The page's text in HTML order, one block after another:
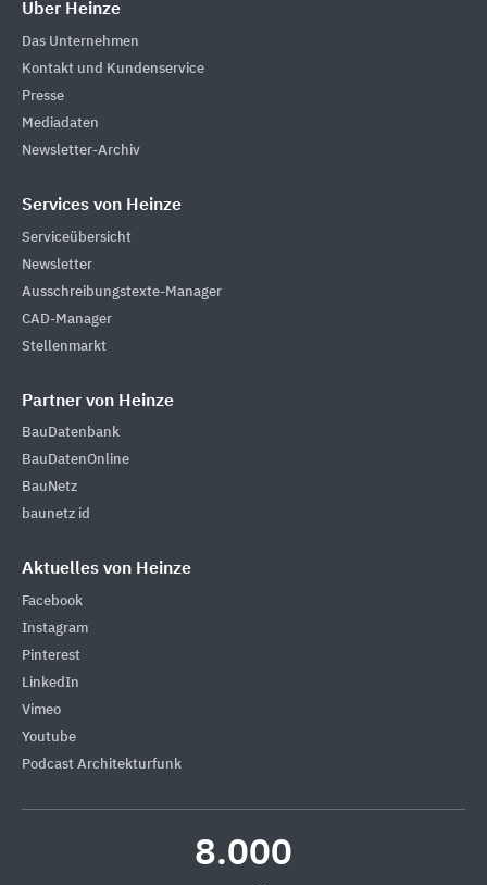
Über Heinze
Das Unternehmen
Kontakt und Kundenservice
Presse
Mediadaten
Newsletter-Archiv
Services von Heinze
Serviceübersicht
Newsletter
Ausschreibungstexte-Manager
CAD-Manager
Stellenmarkt
Partner von Heinze
BauDatenbank
BauDatenOnline
BauNetz
baunetz id
Aktuelles von Heinze
Facebook
Instagram
Pinterest
LinkedIn
Vimeo
Youtube
Podcast Architekturfunk
8.000